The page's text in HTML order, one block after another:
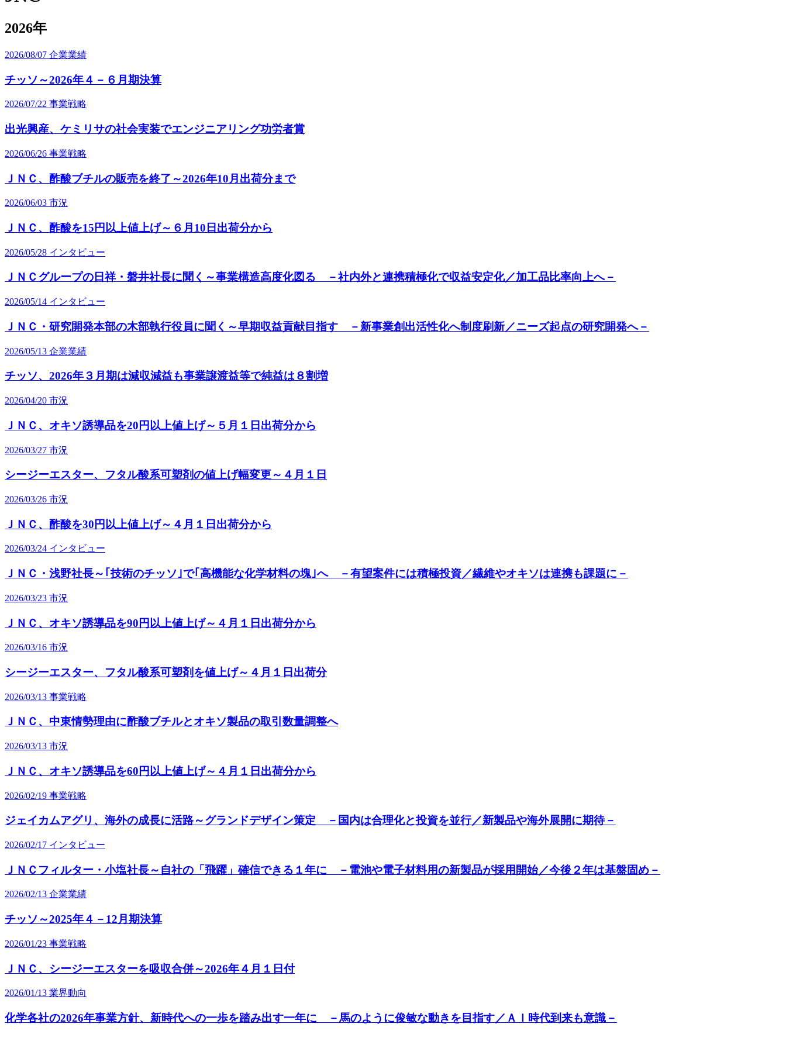
2026年
2026/08/07 企業業績
チッソ～2026年４－６月期決算
2026/07/22 事業戦略
出光興産、ケミリサの社会実装でエンジニアリング功労者賞
2026/06/26 事業戦略
ＪＮＣ、酢酸ブチルの販売を終了～2026年10月出荷分まで
2026/06/03 市況
ＪＮＣ、酢酸を15円以上値上げ～６月10日出荷分から
2026/05/28 インタビュー
ＪＮＣグループの日祥・磐井社長に聞く～事業構造高度化図る －社内外と連携積極化で収益安定化／加工品比率向上へ－
2026/05/14 インタビュー
ＪＮＣ・研究開発本部の木部執行役員に聞く～早期収益貢献目指す －新事業創出活性化へ制度刷新／ニーズ起点の研究開発へ－
2026/05/13 企業業績
チッソ、2026年３月期は減収減益も事業譲渡益等で純益は８割増
2026/04/20 市況
ＪＮＣ、オキソ誘導品を20円以上値上げ～５月１日出荷分から
2026/03/27 市況
シージーエスター、フタル酸系可塑剤の値上げ幅変更～４月１日
2026/03/26 市況
ＪＮＣ、酢酸を30円以上値上げ～４月１日出荷分から
2026/03/24 インタビュー
ＪＮＣ・浅野社長～｢技術のチッソ｣で｢高機能な化学材料の塊｣へ －有望案件には積極投資／繊維やオキソは連携も課題に－
2026/03/23 市況
ＪＮＣ、オキソ誘導品を90円以上値上げ～４月１日出荷分から
2026/03/16 市況
シージーエスター、フタル酸系可塑剤を値上げ～４月１日出荷分
2026/03/13 事業戦略
ＪＮＣ、中東情勢理由に酢酸ブチルとオキソ製品の取引数量調整へ
2026/03/13 市況
ＪＮＣ、オキソ誘導品を60円以上値上げ～４月１日出荷分から
2026/02/19 事業戦略
ジェイカムアグリ、海外の成長に活路～グランドデザイン策定 －国内は合理化と投資を並行／新製品や海外展開に期待－
2026/02/17 インタビュー
ＪＮＣフィルター・小塩社長～自社の「飛躍」確信できる１年に －電池や電子材料用の新製品が採用開始／今後２年は基盤固め－
2026/02/13 企業業績
チッソ～2025年４－12月期決算
2026/01/23 事業戦略
ＪＮＣ、シージーエスターを吸収合併～2026年４月１日付
2026/01/13 業界動向
化学各社の2026年事業方針、新時代への一歩を踏み出す一年に －馬のように俊敏な動きを目指す／ＡＩ時代到来も意識－